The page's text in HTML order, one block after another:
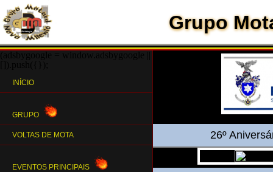
Grupo
INÍCIO
GRUPO
VOLTAS DE MOTA
EVENTOS PRINCIPAIS
26º